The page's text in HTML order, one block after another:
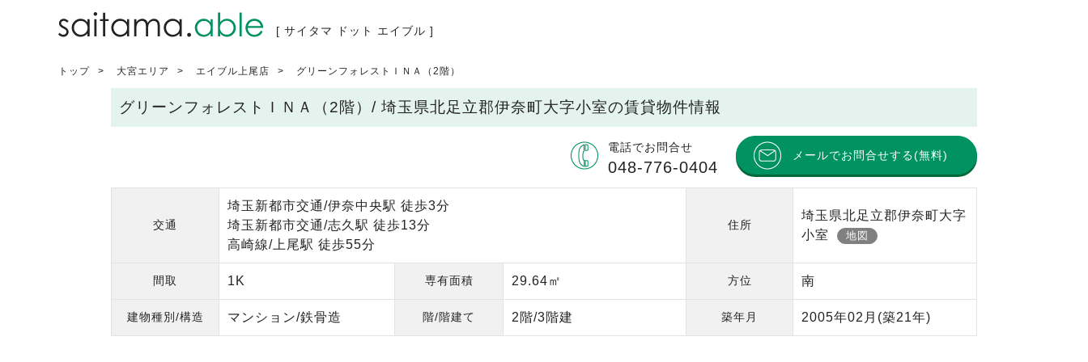
[ サイタマ ドット エイブル ]
トップ 大宮エリア エイブル上尾店 グリーンフォレストＩＮＡ（2階）
グリーンフォレストＩＮＡ（2階）/ 埼玉県北足立郡伊奈町大字小室の賃貸物件情報
電話でお問合せ
048-776-0404
メールでお問合せする(無料)
交通
埼玉新都市交通/伊奈中央駅 徒歩3分
埼玉新都市交通/志久駅 徒歩13分
高崎線/上尾駅 徒歩55分
住所
埼玉県北足立郡伊奈町大字
小室
地図
間取 1K 専有面積 29.64㎡ 方位 南
建物種別/構造 マンション/鉄骨造 階/階建て 2階/3階建 築年月 2005年02月 (築21年)